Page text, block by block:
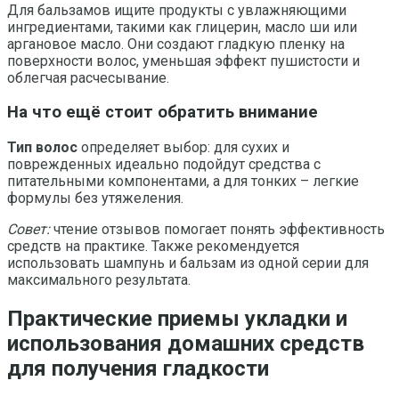
Для бальзамов ищите продукты с увлажняющими
ингредиентами, такими как глицерин, масло ши или
аргановое масло. Они создают гладкую пленку на
поверхности волос, уменьшая эффект пушистости и
облегчая расчесывание.
На что ещё стоит обратить внимание
Тип волос определяет выбор: для сухих и
поврежденных идеально подойдут средства с
питательными компонентами, а для тонких – легкие
формулы без утяжеления.
Совет:чтение отзывов помогает понять эффективность
средств на практике. Также рекомендуется
использовать шампунь и бальзам из одной серии для
максимального результата.
Практические приемы укладки и
использования домашних средств
для получения гладкости